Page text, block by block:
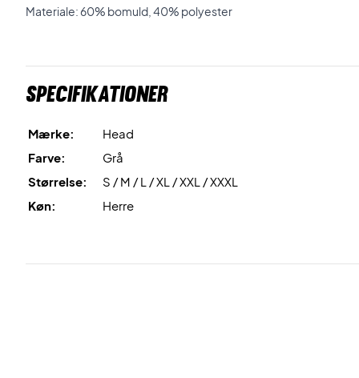
Materiale: 60% bomuld, 40% polyester
Specifikationer
Mærke:
Head
Farve:
Grå
Størrelse:
S / M / L / XL / XXL / XXXL
Køn:
Herre